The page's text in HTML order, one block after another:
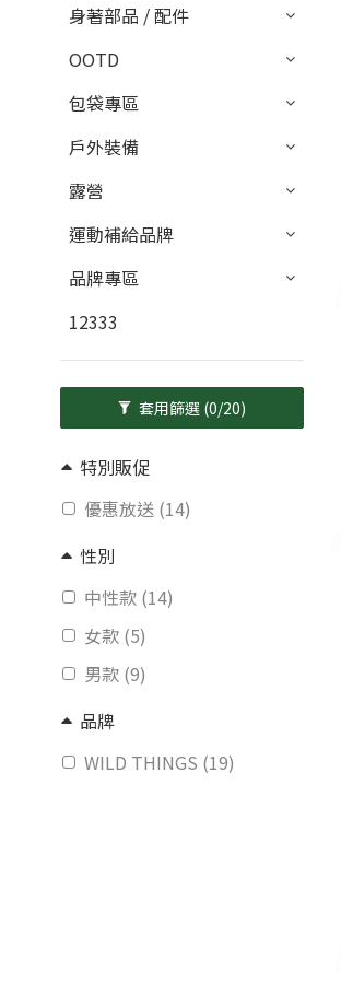
身著部品 / 配件
OOTD
包袋專區
戶外裝備
露營
運動補給品牌
品牌專區
12333
套用篩選 (0/20)
特別販促
優惠放送 (14)
性別
中性款 (14)
女款 (5)
男款 (9)
品牌
WILD THINGS (19)